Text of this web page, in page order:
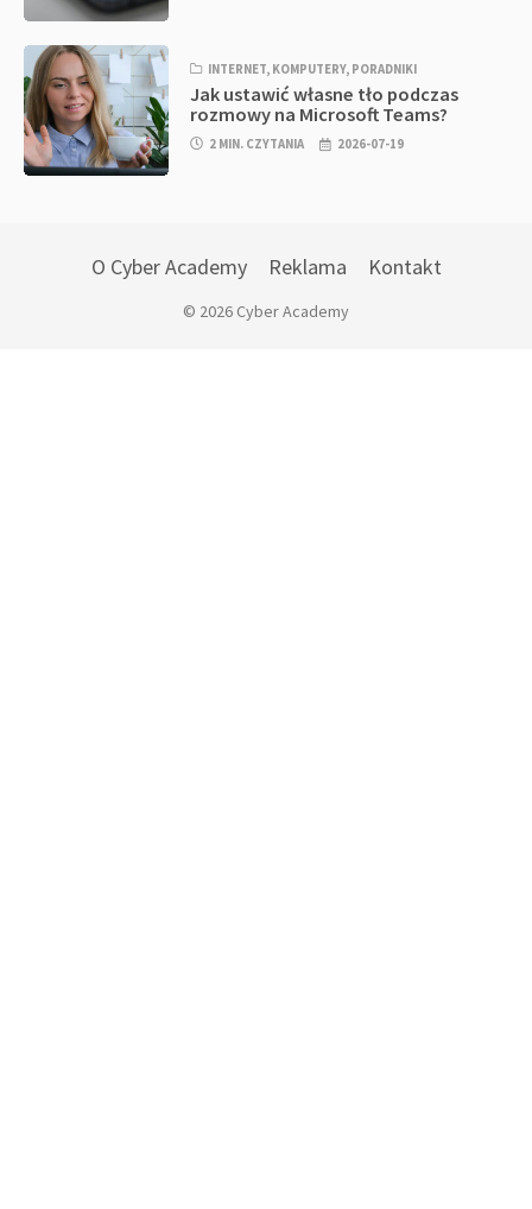
INTERNET, KOMPUTERY, PORADNIKI
Jak ustawić własne tło podczas
rozmowy na Microsoft Teams?
2 MIN. CZYTANIA 2026-07-19
O Cyber Academy Reklama Kontakt
© 2026 Cyber Academy